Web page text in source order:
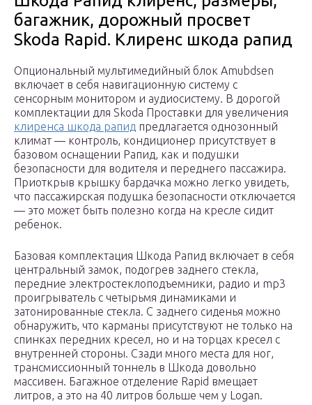
багажник, дорожный просвет
Skoda Rapid. Клиренс шкода рапид
Опциональный мультимедийный блок Amubdsen
включает в себя навигационную систему с
сенсорным монитором и аудиосистему. В дорогой
комплектации для Skoda Проставки для увеличения
клиренса шкода рапид предлагается однозонный
климат — контроль, кондиционер присутствует в
базовом оснащении Рапид, как и подушки
безопасности для водителя и переднего пассажира.
Приоткрыв крышку бардачка можно легко увидеть,
что пассажирская подушка безопасности отключается
— это может быть полезно когда на кресле сидит
ребенок.
Базовая комплектация Шкода Рапид включает в себя
центральный замок, подогрев заднего стекла,
передние электростеклоподъемники, радио и mp3
проигрыватель с четырьмя динамиками и
затонированные стекла. С заднего сиденья можно
обнаружить, что карманы присутствуют не только на
спинках передних кресел, но и на торцах кресел с
внутренней стороны. Сзади много места для ног,
трансмиссионный тоннель в Шкода довольно
массивен. Багажное отделение Rapid вмещает
литров, а это на 40 литров больше чем у Logan.